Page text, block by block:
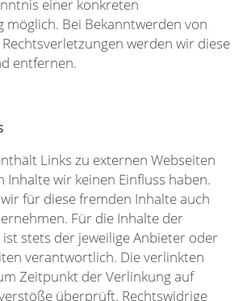
einer konkreten
möglich. Bei Bekanntwerden von
werden wir diese
entfernen.
Links zu externen Webseiten
Inhalte wir keinen Einfluss haben.
für diese fremden Inhalte auch
Für die Inhalte der
stets der jeweilige Anbieter oder
verantwortlich. Die verlinkten
Zeitpunkt der Verlinkung auf
überprüft. Rechtswidrige